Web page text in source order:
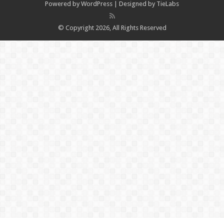
Powered by WordPress | Designed by TieLabs
© Copyright 2026, All Rights Reserved